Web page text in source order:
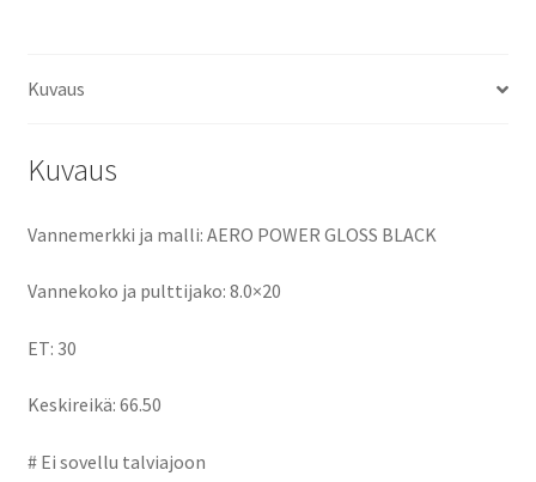
o
Kuvaus
Kuvaus
Vannemerkki ja malli: AERO POWER GLOSS BLACK
Vannekoko ja pulttijako: 8.0×20
ET: 30
Keskireikä: 66.50
# Ei sovellu talviajoon